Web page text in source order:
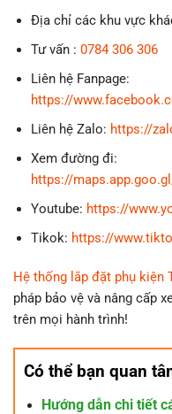
Địa chỉ các khu vực
Tư vấn : 0784 306 306
Liên hệ Fanpage:
https://
Liên hệ Zalo: https://
Xem đường đi:
https://
Youtube: https://
Tikok: https://
Hệ thống lắp đặt phụ kiện
pháp bảo vệ và nâng cấp
trên mọi hành trình!
Có thể bạn quan
Hướng dẫn chi tiết